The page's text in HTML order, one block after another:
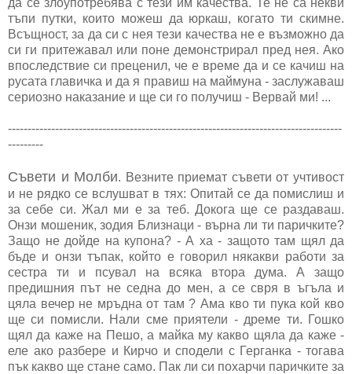
тъпи путки, които можеш да юркаш, когато ти скимне.
Всъщност, за да си с нея тези качества не е възможно да
си ги притежавал или поне демонстрирал пред нея. Ако
впоследствие си преценил, че е време да и се качиш на
русата главичка и да я правиш на маймуна - заслужаваш
сериозно наказание и ще си го получиш - Вервай ми! ...
-------------------------------------------------------------------------------------
---------
Съвети и Молби. Везните приемат съвети от учтивост
и не рядко се вслушват в тях: Опитай се да помислиш и
за себе си. Жал ми е за теб. Докога ще се раздаваш.
Онзи мошеник, зодия Близнаци - върна ли ти паричките?
Защо не дойде на купона? - А ха - защото там щял да
бъде и онзи тъпак, който е говорил някакви работи за
сестра ти и псувал на всяка втора дума. А защо
предишния път не седна до мен, а се свря в ъгъла и
цяла вечер не мръдна от там ? Ама кво ти пука кой кво
ще си помисли. Нали сме приятели - дреме ти. Гошко
щял да каже на Пешо, а майка му какво щяла да каже -
еле ако разбере и Кирчо и сподели с Герганка - тогава
пък какво ще стане само. Пак ли си похарчи паричките за